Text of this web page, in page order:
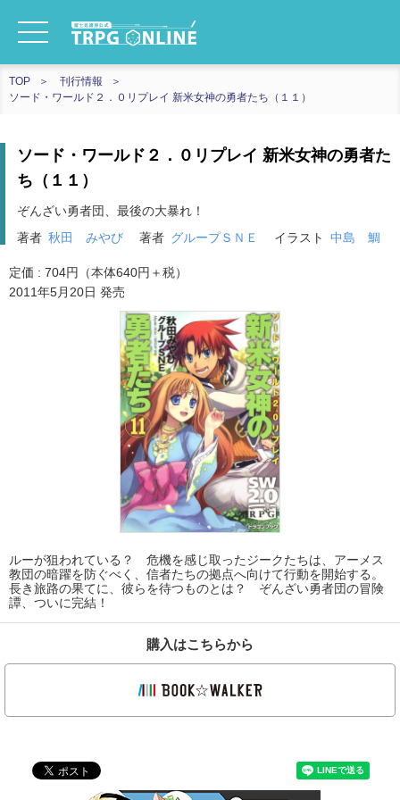
TOP
刊行情報
ソード・ワールド２．０リプレイ 新米女神の勇者たち（１１）
ソード・ワールド２．０リプレイ 新米女神の勇者た
ち（１１）
ぞんざい勇者団、最後の大暴れ！
著者 秋田 みやび 著者 グループＳＮＥ イラスト 中島 鯛
定価 : 704円（本体640円＋税）
2011年5月20日 発売
ルーが狙われている？ 危機を感じ取ったジークたちは、アーメス
教団の暗躍を防ぐべく、信者たちの拠点へ向けて行動を開始する。
長き旅路の果てに、彼らを待つものとは？ ぞんざい勇者団の冒険
譚、ついに完結！
購入はこちらから